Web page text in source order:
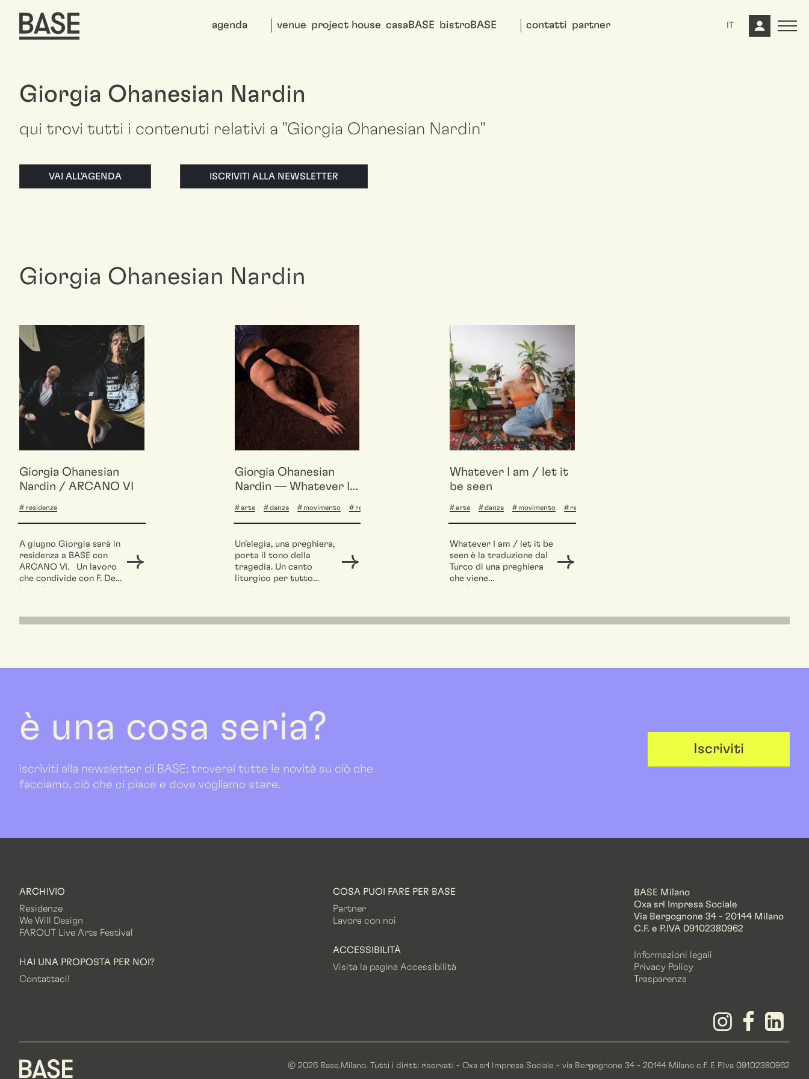
agenda venue project house casaBASE bistroBASE contatti partner IT
Giorgia Ohanesian Nardin
qui trovi tutti i contenuti relativi a "Giorgia Ohanesian Nardin"
VAI ALL'AGENDA ISCRIVITI ALLA NEWSLETTER
Giorgia Ohanesian Nardin
Giorgia Ohanesian
Nardin / ARCANO VI
residenze
A giugno Giorgia sarà in
residenza a BASE con
ARCANO VI. Un lavoro
che condivide con F. De
Isabella,...
Giorgia Ohanesian
Nardin — Whatever I
arte danza movimento residenze
Un’elegia, una preghiera,
porta il tono della
tragedia. Un canto
liturgico per tutto
quello che sta tornando
Whatever I am / let it
be seen
arte danza movimento residenze
Whatever I am / let it be
seen è la traduzione dal
Turco di una preghiera
che viene
tradizionalmente
è una cosa seria?
iscriviti alla newsletter di BASE: troverai tutte le novità su ciò che
facciamo, ciò che ci piace e dove vogliamo stare.
Iscriviti
ARCHIVIO
Residenze
We Will Design
FAROUT Live Arts Festival
HAI UNA PROPOSTA PER NOI?
Contattaci!
COSA PUOI FARE PER BASE
Partner
Lavora con noi
ACCESSIBILITÀ
Visita la pagina Accessibilità
BASE Milano
Oxa srl Impresa Sociale
Via Bergognone 34 - 20144 Milano
C.F. e P.IVA 09102380962
Informazioni legali
Privacy Policy
Trasparenza
© 2026 Base.Milano. Tutti i diritti riservati - Oxa srl Impresa Sociale - via Bergognone 34 - 20144 Milano c.f. E P.Iva 09102380962